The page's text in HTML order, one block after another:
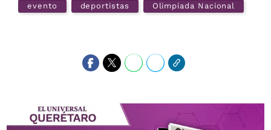
evento deportistas Olimpiada Nacional